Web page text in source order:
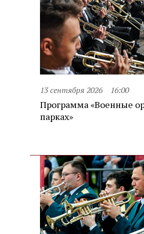
13 сентября 2026 16:00
Программа «Военные
парках»